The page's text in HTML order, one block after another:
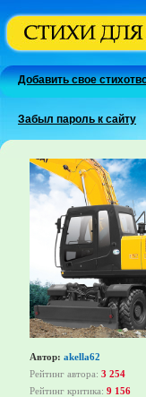
Добавить свое
Забыл пароль к сайту
Автор: akella62
Рейтинг автора: 3 254
Рейтинг критика: 9 156